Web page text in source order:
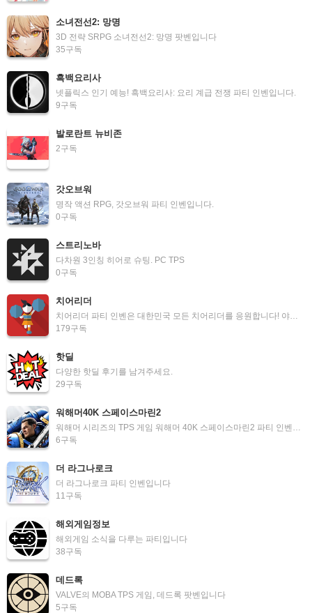
소녀전선2: 망명
3D 전략 SRPG 소녀전선2: 망명 팟벤입니다
35구독
흑백요리사
넷플릭스 인기 예능! 흑백요리사: 요리 계급 전쟁 파티 인벤입니다.
9구독
발로란트 뉴비존
2구독
갓오브워
명작 액션 RPG, 갓오브워 파티 인벤입니다.
0구독
스트리노바
다차원 3인칭 히어로 슈팅. PC TPS
0구독
치어리더
치어리더 파티 인벤은 대한민국 모든 치어리더를 응원합니다! 야구장, 축구장, 배구장을 빛내는 모든 치어리더 분들 화이팅! 덕질 하실분 언제나 환영해요~ 부파티장 상시 모집
179구독
핫딜
다양한 핫딜 후기를 남겨주세요.
29구독
워해머40K 스페이스마린2
워해머 시리즈의 TPS 게임 워해머 40K 스페이스마린2 파티 인벤입니다.
6구독
더 라그나로크
더 라그나로크 파티 인벤입니다
11구독
해외게임정보
해외게임 소식을 다루는 파티입니다
38구독
데드록
VALVE의 MOBA TPS 게임, 데드록 팟벤입니다
5구독